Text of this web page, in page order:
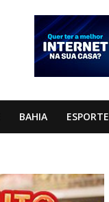
BAHIA ESPORTE